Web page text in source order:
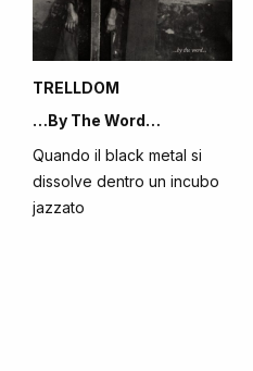
TRELLDOM
…By The Word…
Quando il black metal si
dissolve dentro un incubo
jazzato